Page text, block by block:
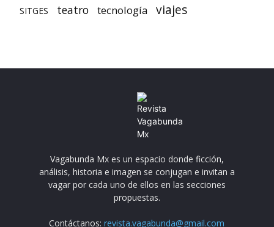
SITGES teatro tecnología viajes
Vagabunda Mx es un espacio donde ficción,
análisis, historia e imagen se conjugan e invitan a
vagar por cada uno de ellos en las secciones
propuestas.
Contáctanos:revista.vagabunda@gmail.com